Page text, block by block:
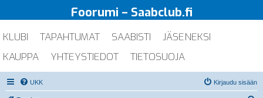
Foorumi – Saabclub.fi
KLUBI TAPAHTUMAT SAABISTI
JÄSENEKSI
KAUPPA
YHTEYSTIEDOT TIETOSUOJA
UKK Kirjaudu sisään